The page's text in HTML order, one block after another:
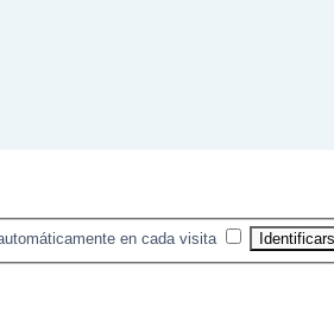
en cada visita